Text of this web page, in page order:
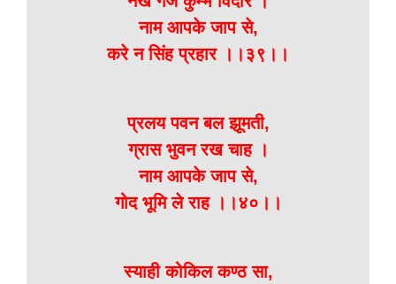
नाम आपके जाप से,
करे न सिंह प्रहार ।।३९।।
प्रलय पवन बल झूमती,
ग्रास भुवन रख चाह ।
नाम आपके जाप से,
गोद भूमि ले राह ।।४०।।
स्याही कोकिल कण्ठ सा,